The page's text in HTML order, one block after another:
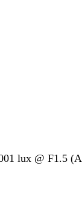
lux @ F1.5